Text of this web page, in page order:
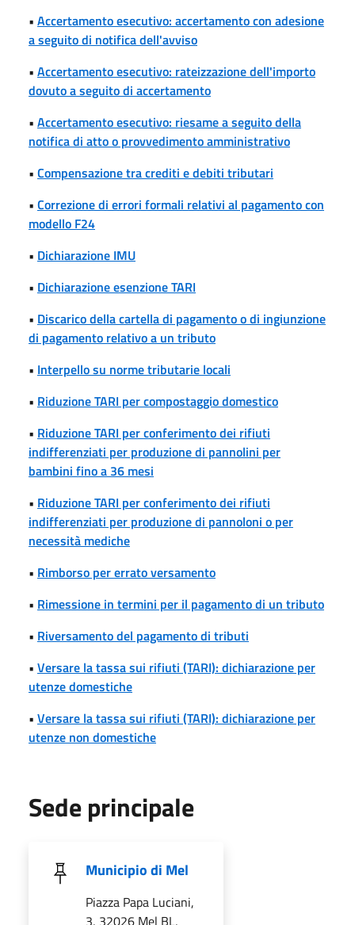
• Accertamento esecutivo: accertamento con adesione
a seguito di notifica dell'avviso
• Accertamento esecutivo: rateizzazione dell'importo
dovuto a seguito di accertamento
• Accertamento esecutivo: riesame a seguito della
notifica di atto o provvedimento amministrativo
• Compensazione tra crediti e debiti tributari
• Correzione di errori formali relativi al pagamento con
modello F24
• Dichiarazione IMU
• Dichiarazione esenzione TARI
• Discarico della cartella di pagamento o di ingiunzione
di pagamento relativo a un tributo
• Interpello su norme tributarie locali
• Riduzione TARI per compostaggio domestico
• Riduzione TARI per conferimento dei rifiuti
indifferenziati per produzione di pannolini per
bambini fino a 36 mesi
• Riduzione TARI per conferimento dei rifiuti
indifferenziati per produzione di pannoloni o per
necessità mediche
• Rimborso per errato versamento
• Rimessione in termini per il pagamento di un tributo
• Riversamento del pagamento di tributi
• Versare la tassa sui rifiuti (TARI): dichiarazione per
utenze domestiche
• Versare la tassa sui rifiuti (TARI): dichiarazione per
utenze non domestiche
Sede principale
Municipio di Mel
Piazza Papa Luciani,
3, 32026 Mel BL,